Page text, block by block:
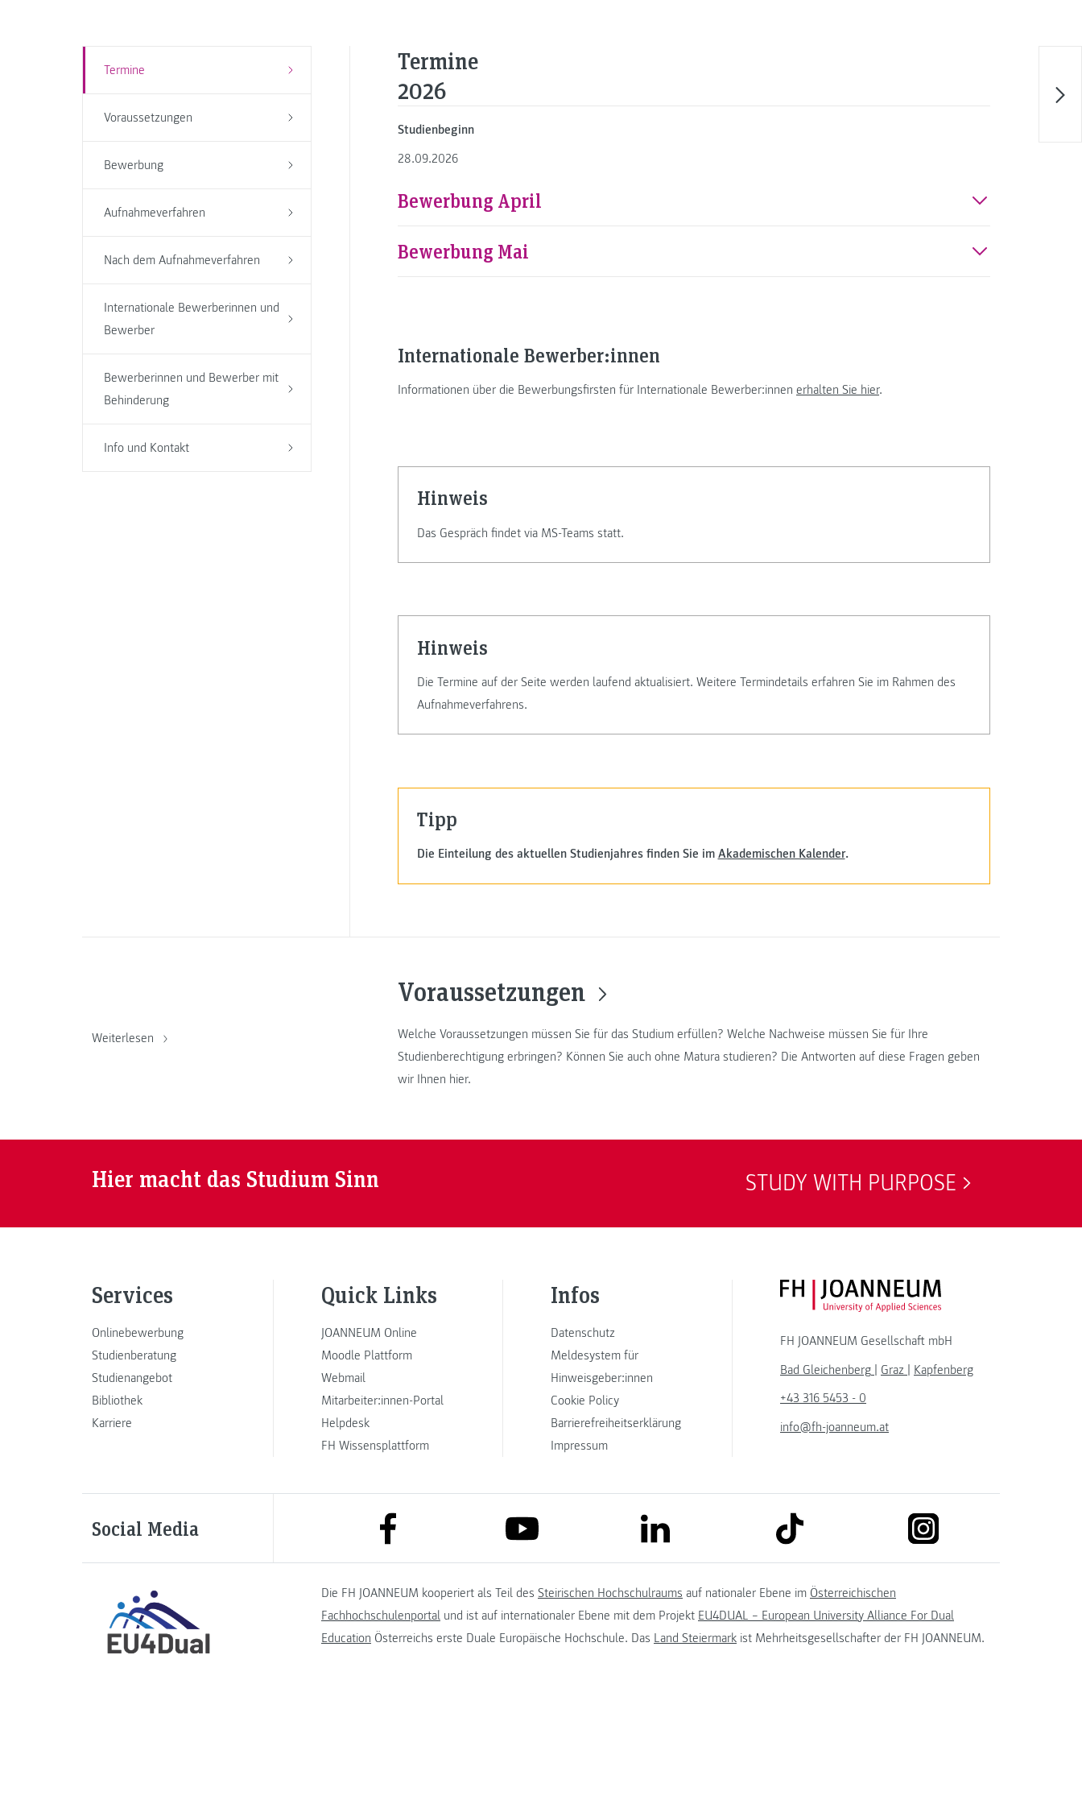
Termine
Voraussetzungen
Bewerbung
Aufnahmeverfahren
Nach dem Aufnahmeverfahren
Internationale Bewerberinnen und
Bewerber
Bewerberinnen und Bewerber mit
Behinderung
Info und Kontakt
Termine
2026
Studienbeginn
28.09.2026
Bewerbung April
Bewerbung Mai
Internationale Bewerber:innen
Informationen über die Bewerbungsfirsten für Internationale Bewerber:innen erhalten Sie hier.
Hinweis
Das Gespräch findet via MS-Teams statt.
Hinweis
Die Termine auf der Seite werden laufend aktualisiert. Weitere Termindetails erfahren Sie im Rahmen des
Aufnahmeverfahrens.
Tipp
Die Einteilung des aktuellen Studienjahres finden Sie im Akademischen Kalender.
Weiterlesen
Voraussetzungen
Welche Voraussetzungen müssen Sie für das Studium erfüllen? Welche Nachweise müssen Sie für Ihre
Studienberechtigung erbringen? Können Sie auch ohne Matura studieren? Die Antworten auf diese Fragen geben
wir Ihnen hier.
Hier macht das Studium Sinn STUDY WITH PURPOSE
Services
Onlinebewerbung
Studienberatung
Studienangebot
Bibliothek
Karriere
Quick Links
JOANNEUM Online
Moodle Plattform
Webmail
Mitarbeiter:innen-Portal
Helpdesk
FH Wissensplattform
Infos
Datenschutz
Meldesystem für
Hinweisgeber:innen
Cookie Policy
Barrierefreiheitserklärung
Impressum
FH JOANNEUM Logo
FH JOANNEUM Gesellschaft mbH
Bad Gleichenberg | Graz | Kapfenberg
+43 316 5453 - 0
info@fh-joanneum.at
Social Media link to facebook link to youtube link to linkedin link to tiktok link to instagram
Die FH JOANNEUM kooperiert als Teil des Steirischen Hochschulraums auf nationaler Ebene im Österreichischen
Fachhochschulenportal und ist auf internationaler Ebene mit dem Projekt EU4DUAL – European University Alliance For Dual
Education Österreichs erste Duale Europäische Hochschule. Das Land Steiermark ist Mehrheitsgesellschafter der FH JOANNEUM.